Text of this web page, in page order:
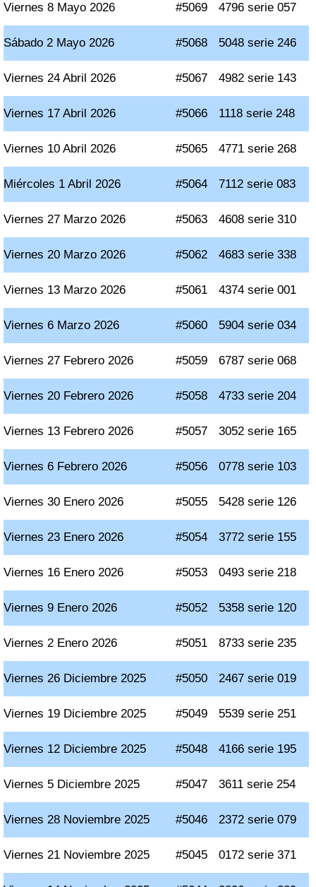
Viernes 8 Mayo 2026 #5069 4796 serie 057
Sábado 2 Mayo 2026 #5068 5048 serie 246
Viernes 24 Abril 2026 #5067 4982 serie 143
Viernes 17 Abril 2026 #5066 1118 serie 248
Viernes 10 Abril 2026 #5065 4771 serie 268
Miércoles 1 Abril 2026 #5064 7112 serie 083
Viernes 27 Marzo 2026 #5063 4608 serie 310
Viernes 20 Marzo 2026 #5062 4683 serie 338
Viernes 13 Marzo 2026 #5061 4374 serie 001
Viernes 6 Marzo 2026 #5060 5904 serie 034
Viernes 27 Febrero 2026 #5059 6787 serie 068
Viernes 20 Febrero 2026 #5058 4733 serie 204
Viernes 13 Febrero 2026 #5057 3052 serie 165
Viernes 6 Febrero 2026 #5056 0778 serie 103
Viernes 30 Enero 2026 #5055 5428 serie 126
Viernes 23 Enero 2026 #5054 3772 serie 155
Viernes 16 Enero 2026 #5053 0493 serie 218
Viernes 9 Enero 2026 #5052 5358 serie 120
Viernes 2 Enero 2026 #5051 8733 serie 235
Viernes 26 Diciembre 2025 #5050 2467 serie 019
Viernes 19 Diciembre 2025 #5049 5539 serie 251
Viernes 12 Diciembre 2025 #5048 4166 serie 195
Viernes 5 Diciembre 2025 #5047 3611 serie 254
Viernes 28 Noviembre 2025 #5046 2372 serie 079
Viernes 21 Noviembre 2025 #5045 0172 serie 371